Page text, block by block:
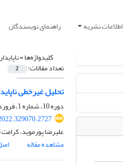
اطلاعات نشریه راهنمای نویسندگان
کلیدواژه‌ها =
تعداد مقالات: 2
تحلیل غیرخطی
دوره 10، شماره 1، فروردین 1402، صفحه
علیرضا پورموید،
مشاهده مقاله